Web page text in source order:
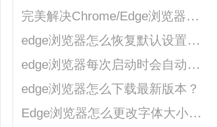
完美解决Chrome/Edge浏览器卡顿缓慢问题的方法
edge浏览器怎么恢复默认设置？edge浏览器重置教程
edge浏览器每次启动时会自动跳转到百度页面的解决方法
edge浏览器怎么下载最新版本？
Edge浏览器怎么更改字体大小？Edge浏览器修改字体大小方法